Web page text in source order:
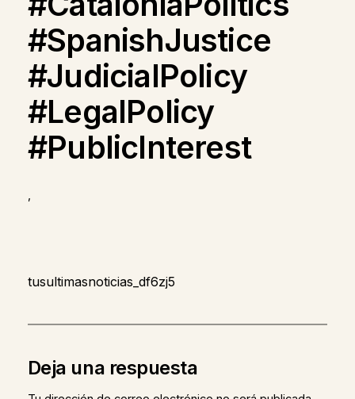
#SpanishJustice
#JudicialPolicy
#LegalPolicy
#PublicInterest
,
tusultimasnoticias_df6zj5
Deja una respuesta